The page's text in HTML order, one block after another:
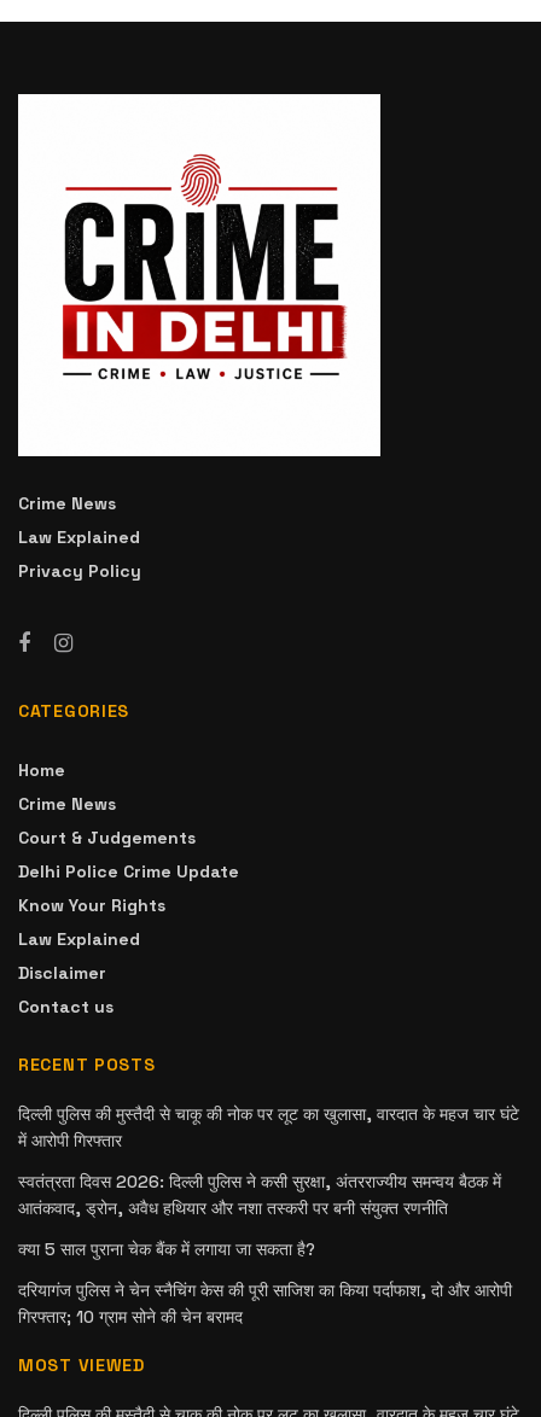
Crime News
Law Explained
Privacy Policy
CATEGORIES
Home
Crime News
Court & Judgements
Delhi Police Crime Update
Know Your Rights
Law Explained
Disclaimer
Contact us
RECENT POSTS
दिल्ली पुलिस की मुस्तैदी से चाकू की नोक पर लूट का खुलासा, वारदात के महज चार घंटे
में आरोपी गिरफ्तार
स्वतंत्रता दिवस 2026: दिल्ली पुलिस ने कसी सुरक्षा, अंतरराज्यीय समन्वय बैठक में
आतंकवाद, ड्रोन, अवैध हथियार और नशा तस्करी पर बनी संयुक्त रणनीति
क्या 5 साल पुराना चेक बैंक में लगाया जा सकता है?
दरियागंज पुलिस ने चेन स्नैचिंग केस की पूरी साजिश का किया पर्दाफाश, दो और आरोपी
गिरफ्तार; 10 ग्राम सोने की चेन बरामद
MOST VIEWED